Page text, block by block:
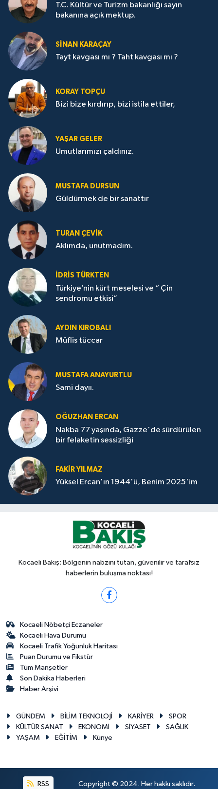
T.C. Kültür ve Turizm bakanlığı sayın
bakanına açık mektup.
SİNAN KARAÇAY
Tayt kavgası mı ? Taht kavgası mı ?
KORAY TOPÇU
Bizi bize kırdırıp, bizi istila ettiler,
YAŞAR GELER
Umutlarımızı çaldınız.
MUSTAFA DURSUN
Güldürmek de bir sanattır
TURAN ÇEVİK
Aklımda, unutmadım.
İDRİS TÜRKTEN
Türkiye’nin kürt meselesi ve “ Çin
sendromu etkisi”
AYDIN KIROBALI
Müflis tüccar
MUSTAFA ANAYURTLU
Sami dayıı.
OĞUZHAN ERCAN
Nakba 77 yaşında, Gazze'de sürdürülen
bir felaketin sessizliği
FAKİR YILMAZ
Yüksel Ercan'ın 1944'ü, Benim 2025'im
Kocaeli Bakış: Bölgenin nabzını tutan, güvenilir ve tarafsız
haberlerin buluşma noktası!
Kocaeli Nöbetçi Eczaneler
Kocaeli Hava Durumu
Kocaeli Trafik Yoğunluk Haritası
Puan Durumu ve Fikstür
Tüm Manşetler
Son Dakika Haberleri
Haber Arşivi
GÜNDEM BİLİM TEKNOLOJİ KARİYER
SPOR
KÜLTÜR SANAT
EKONOMİ SİYASET
SAĞLIK
YAŞAM
EĞİTİM Künye
RSS Copyright © 2024. Her hakkı saklıdır.